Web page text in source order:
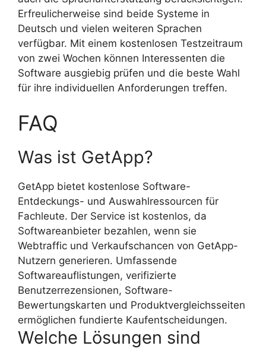
Erfreulicherweise sind beide Systeme in
Deutsch und vielen weiteren Sprachen
verfügbar. Mit einem kostenlosen Testzeitraum
von zwei Wochen können Interessenten die
Software ausgiebig prüfen und die beste Wahl
für ihre individuellen Anforderungen treffen.
FAQ
Was ist GetApp?
GetApp bietet kostenlose Software-
Entdeckungs- und Auswahlressourcen für
Fachleute. Der Service ist kostenlos, da
Softwareanbieter bezahlen, wenn sie
Webtraffic und Verkaufschancen von GetApp-
Nutzern generieren. Umfassende
Softwareauflistungen, verifizierte
Benutzerrezensionen, Software-
Bewertungskarten und Produktvergleichsseiten
ermöglichen fundierte Kaufentscheidungen.
Welche Lösungen sind